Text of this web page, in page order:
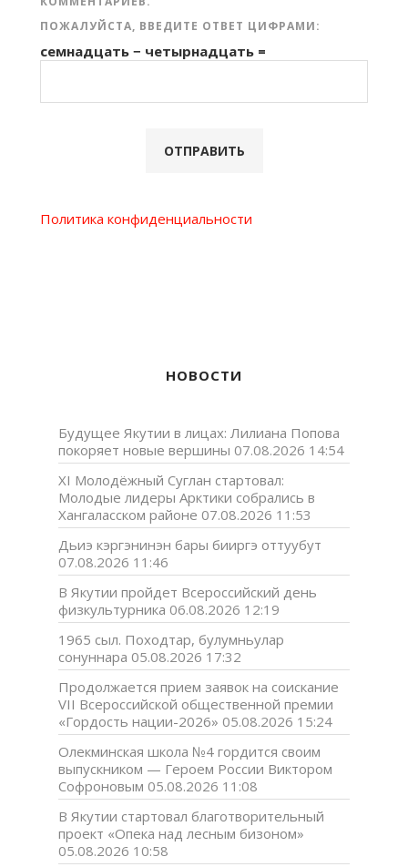
ПОЖАЛУЙСТА, ВВЕДИТЕ ОТВЕТ ЦИФРАМИ:
семнадцать − четырнадцать =
Политика конфиденциальности
НОВОСТИ
Будущее Якутии в лицах: Лилиана Попова
покоряет новые вершины 07.08.2026 14:54
XI Молодёжный Суглан стартовал:
Молодые лидеры Арктики собрались в
Хангаласском районе 07.08.2026 11:53
Дьиэ кэргэнинэн бары бииргэ оттуубут
07.08.2026 11:46
В Якутии пройдет Всероссийский день
физкультурника 06.08.2026 12:19
1965 сыл. Походтар, булумньулар
сонуннара 05.08.2026 17:32
Продолжается прием заявок на соискание
VII Всероссийской общественной премии
«Гордость нации-2026» 05.08.2026 15:24
Олекминская школа №4 гордится своим
выпускником — Героем России Виктором
Софроновым 05.08.2026 11:08
В Якутии стартовал благотворительный
проект «Опека над лесным бизоном»
05.08.2026 10:58